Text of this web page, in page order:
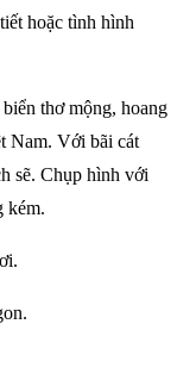
hoặc tình hình
thơ mộng, hoang
Nam. Với bãi cát
sẽ. Chụp hình với
kém.